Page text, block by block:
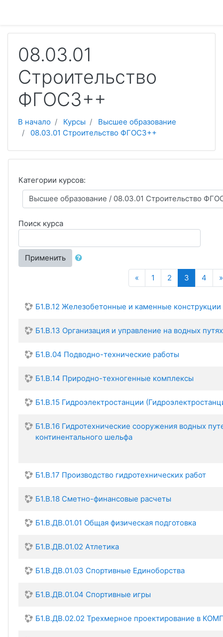
08.03.01
Строительство
ФГОС3++
В начало Курсы
Высшее образование
08.03.01 Строительство ФГОС3++
Категории курсов:
Поиск курса
Применить
« Назад
1 2 3 4 »
Б1.В.12 Железобетонные и каменные конструкции
Б1.В.13 Организация и управление на водных путях
Б1.В.04 Подводно-технические работы
Б1.В.14 Природно-техногенные комплексы
Б1.В.15 Гидроэлектростанции
Б1.В.16 Гидротехнические сооружения водных
континентального шельфа
Б1.В.17 Производство гидротехнических работ
Б1.В.18 Сметно-финансовые расчеты
Б1.В.ДВ.01.01 Общая физическая подготовка
Б1.В.ДВ.01.02 Атлетика
Б1.В.ДВ.01.03 Спортивные Единоборства
Б1.В.ДВ.01.04 Спортивные игры
Б1.В.ДВ.02.02 Трехмерное проектирование в